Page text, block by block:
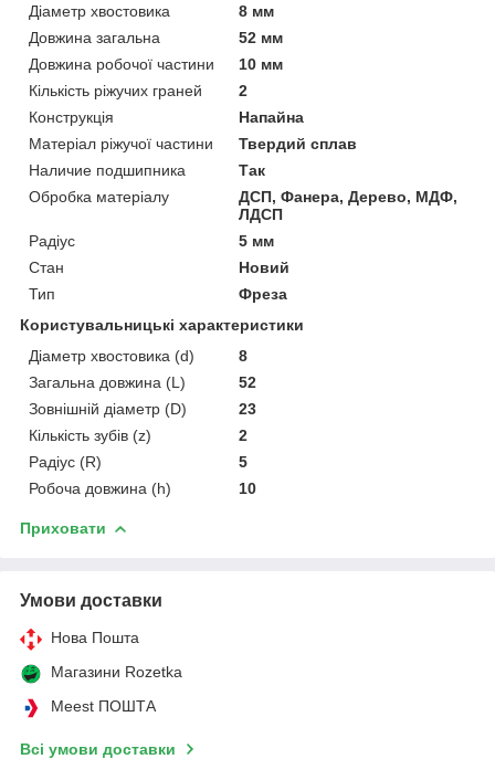
Діаметр хвостовика
8 мм
Довжина загальна
52 мм
Довжина робочої частини
10 мм
Кількість ріжучих граней
2
Конструкція
Напайна
Матеріал ріжучої частини
Твердий сплав
Наличие подшипника
Так
Обробка матеріалу
ДСП, Фанера, Дерево, МДФ,
ЛДСП
Радіус
5 мм
Стан
Новий
Тип
Фреза
Користувальницькі характеристики
Діаметр хвостовика (d)
8
Загальна довжина (L)
52
Зовнішній діаметр (D)
23
Кількість зубів (z)
2
Радіус (R)
5
Робоча довжина (h)
10
Приховати
Умови доставки
Нова Пошта
Магазини Rozetka
Meest ПОШТА
Всі умови доставки